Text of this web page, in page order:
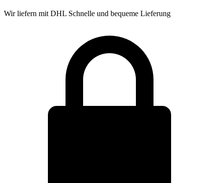
Wir liefern mit DHL Schnelle und bequeme Lieferung